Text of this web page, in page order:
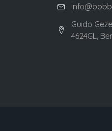
Guido
4624GL,